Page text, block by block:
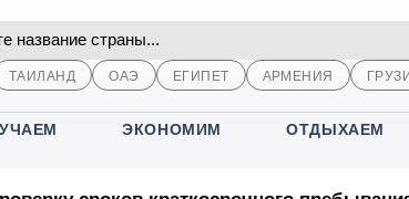
ТАИЛАНД ОАЭ ЕГИПЕТ АРМЕНИЯ
ЭКОНОМИМ ОТДЫХАЕМ